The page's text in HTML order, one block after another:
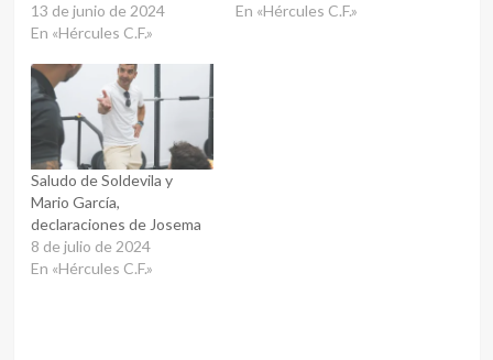
13 de junio de 2024
En «Hércules C.F.»
En «Hércules C.F.»
Saludo de Soldevila y
Mario García,
declaraciones de Josema
8 de julio de 2024
En «Hércules C.F.»